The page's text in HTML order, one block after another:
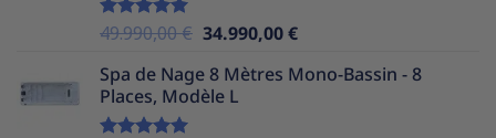
Note5.00
49.990,00€ Le
initial
était :
34.990,00€Le
actuel
Spa de Nage 8 Mètres Mono-Bassin - 8
Places, Modèle L